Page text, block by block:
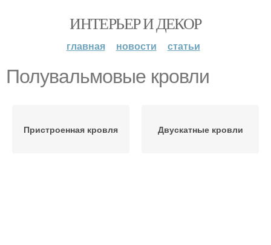
ИНТЕРЬЕР И ДЕКОР
главная новости статьи
Полувальмовые кровли
Пристроенная кровля Двускатные кровли